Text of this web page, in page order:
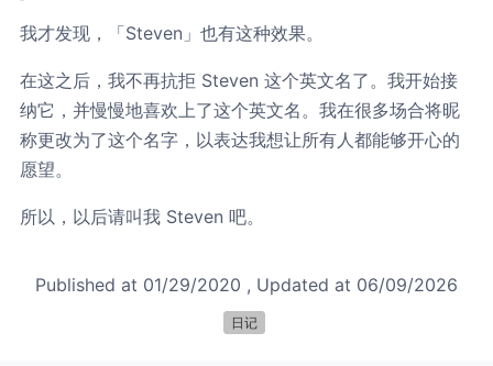
我才发现，「Steven」也有这种效果。
在这之后，我不再抗拒 Steven 这个英文名了。我开始接
纳它，并慢慢地喜欢上了这个英文名。我在很多场合将昵
称更改为了这个名字，以表达我想让所有人都能够开心的
愿望。
所以，以后请叫我 Steven 吧。
Published at 01/29/2020 , Updated at 06/09/2026
日记